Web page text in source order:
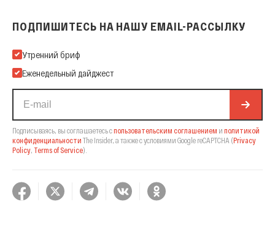
ПОДПИШИТЕСЬ НА НАШУ EMAIL-РАССЫЛКУ
Подпишитесь на нашу Email-рассылку
Утренний бриф
Еженедельный дайджест
Подписываясь, вы соглашаетесь спользовательским соглашением и политикой
конфиденциальности The Insider, а также с условиями Google reCAPTCHA (Privacy
Policy, Terms of Service).